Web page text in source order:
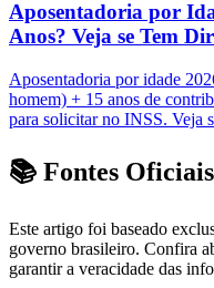
Aposentadoria por
Anos? Veja se Tem
Aposentadoria por idade
homem) + 15 anos de
para solicitar no INSS. Veja
📚 Fontes
Este artigo foi baseado
governo brasileiro. Confira
garantir a veracidade das